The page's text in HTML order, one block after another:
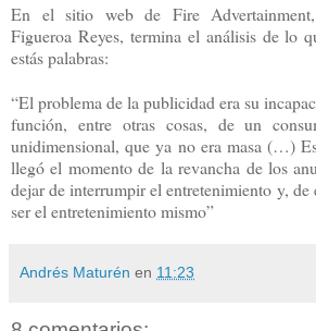
En el sitio web de Fire
Figueroa Reyes, termina el análisis de lo
estás palabras:
“El problema de la publicidad era su
función, entre otras cosas, de un
unidimensional, que ya no era masa (…)
llegó el momento de la revancha de los
dejar de interrumpir el entretenimiento y, de
ser el entretenimiento mismo”
Andrés Maturén en 11:23